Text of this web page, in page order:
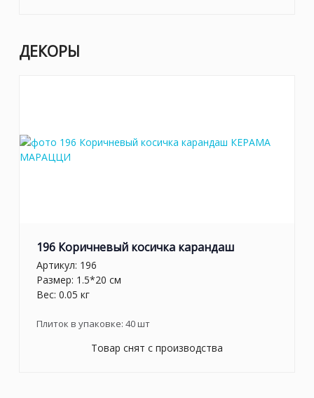
ДЕКОРЫ
196 Коричневый косичка карандаш
Артикул: 196
Размер: 1.5*20 см
Вес: 0.05 кг
Плиток в упаковке: 40шт
Товар снят с производства